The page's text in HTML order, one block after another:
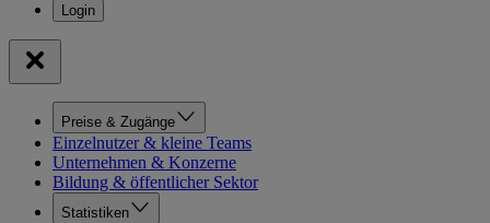
Preise & Zugänge
Einzelnutzer & kleine Teams
Unternehmen & Konzerne
Bildung & öffentlicher Sektor
Statistiken